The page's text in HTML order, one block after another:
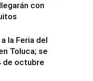
con
la Feria del
Toluca; se
de octubre